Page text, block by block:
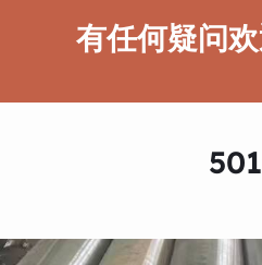
有任何疑问